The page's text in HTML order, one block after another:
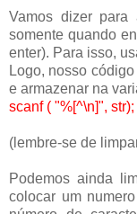
Vamos dizer para
somente quando
enter). Para isso,
Logo, nosso código
e armazenar na
scanf ( "%[^\n]", str);
(lembre-se de
Podemos ainda
colocar um